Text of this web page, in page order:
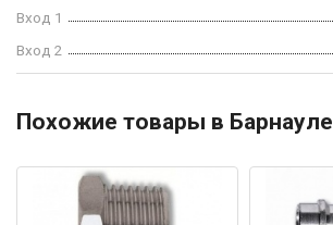
Вход 1
Вход 2
Похожие товары в Барнауле